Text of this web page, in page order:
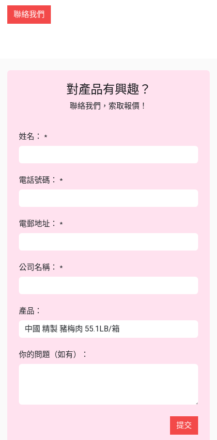
聯絡我們
對產品有興趣？
聯絡我們，索取報價！
姓名： *
電話號碼： *
電郵地址： *
公司名稱： *
產品：
你的問題（如有）：
提交